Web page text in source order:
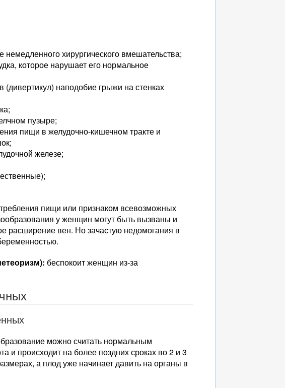
хирургического вмешательства;
которое нарушает его нормальное
наподобие грыжи на стенках
пузыре;
пищи в желудочно-кишечном тракте и
железе;
пищи или признаком всевозможных
у женщин могут быть вызваны и
расширение вен. Но зачастую недомогания в
беспокоит женщин из-за
можно считать нормальным
и происходит на более поздних сроках во 2 и 3
а плод уже начинает давить на органы в